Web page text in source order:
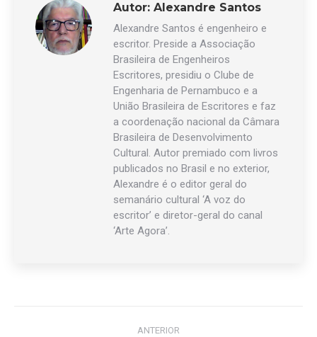
Autor: Alexandre Santos
Alexandre Santos é engenheiro e
escritor. Preside a Associação
Brasileira de Engenheiros
Escritores, presidiu o Clube de
Engenharia de Pernambuco e a
União Brasileira de Escritores e faz
a coordenação nacional da Câmara
Brasileira de Desenvolvimento
Cultural. Autor premiado com livros
publicados no Brasil e no exterior,
Alexandre é o editor geral do
semanário cultural ‘A voz do
escritor’ e diretor-geral do canal
‘Arte Agora’.
NavegaçãoANTERIOR